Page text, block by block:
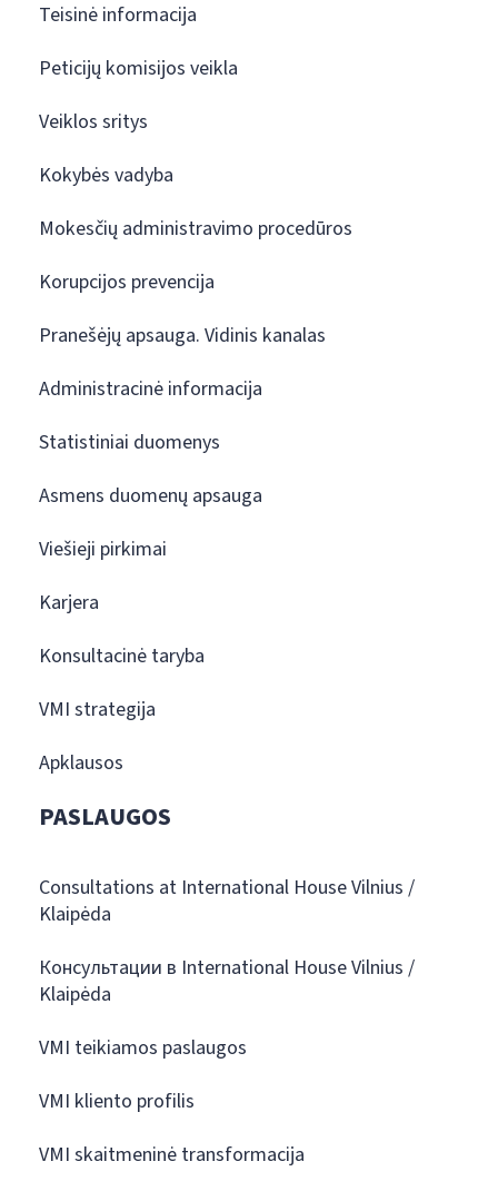
Teisinė informacija
Peticijų komisijos veikla
Veiklos sritys
Kokybės vadyba
Mokesčių administravimo procedūros
Korupcijos prevencija
Pranešėjų apsauga. Vidinis kanalas
Administracinė informacija
Statistiniai duomenys
Asmens duomenų apsauga
Viešieji pirkimai
Karjera
Konsultacinė taryba
VMI strategija
Apklausos
PASLAUGOS
Consultations at International House Vilnius /
Klaipėda
Консультации в International House Vilnius /
Klaipėda
VMI teikiamos paslaugos
VMI kliento profilis
VMI skaitmeninė transformacija